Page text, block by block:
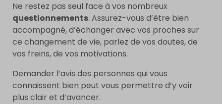
Ne restez pas seul face à vos nombreux
questionnements. Assurez-vous d’être bien
accompagné, d’échanger avec vos proches sur
ce changement de vie, parlez de vos doutes, de
vos freins, de vos motivations.
Demander l’avis des personnes qui vous
connaissent bien peut vous permettre d’y voir
plus clair et d’avancer.